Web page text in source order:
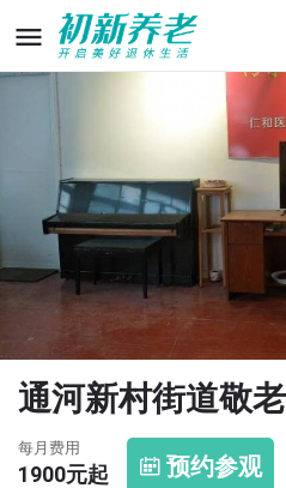
通河新村街道敬
每月费用
1900元起 预约参观